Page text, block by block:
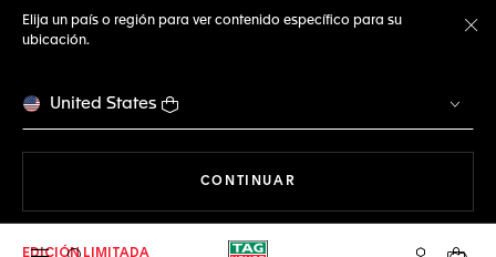
Elija un país o región para ver contenido específico para su
ubicación.
United States
CONTINUAR
EDICIÓN LIMITADA